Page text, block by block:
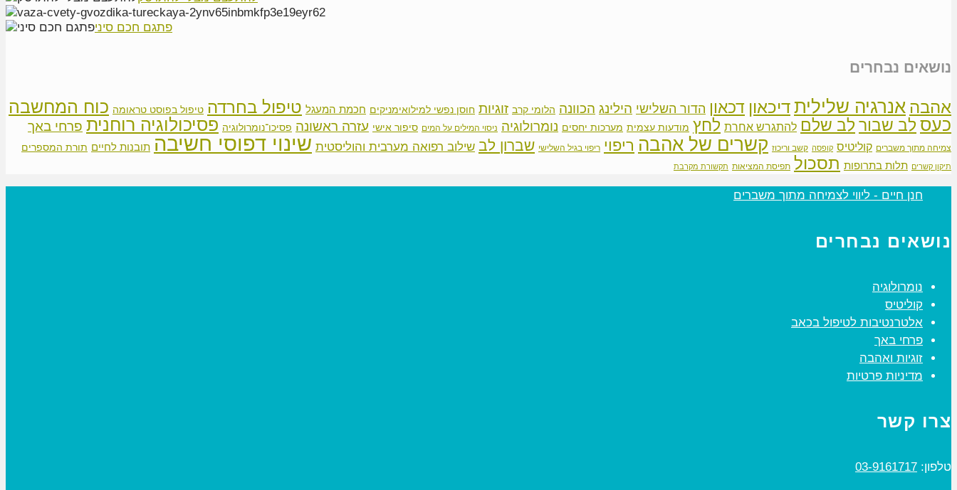
פתגם חכם סיני
נושאים נבחרים
אהבה אנרגיה שליליתדיכאון דכאון הדור השלישי הילינג הכוונה הלומי קרב זוגיות חוסן נפשי למילואימניקים חכמת המעגל טיפול בחרדה טיפול בפוסט טראומה כוח המחשבה
כעס לב שבור לב שלם להתגרש אחרת לחץ מודעות עצמית מערכות יחסים נומרולוגיה ניסוי המילים על המים סיפור אישי עזרה ראשונה פסיכו־נומרולוגיה פסיכולוגיה רוחנית פרחי באך
צמיחה מתוך משברים קוליטיס קופסה קשב וריכוז קשרים של אהבה ריפוי ריפוי בגיל השלישי שברון לב שילוב רפואה מערבית והוליסטית שינוי דפוסי חשיבה תובנות לחיים תורת המספרים
תיקון קשרים תלות בתרופות תסכול תפיסת המציאות תקשורת מקרבת
‏חנן חיים - ליווי לצמיחה מתוך משברים‏
נושאים נבחרים
נומרולוגיה
קוליטיס
אלטרנטיבות לטיפול בכאב
פרחי באך
זוגיות ואהבה
מדיניות פרטיות
צרו קשר
טלפון: 03-9161717